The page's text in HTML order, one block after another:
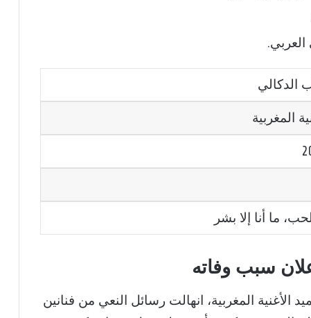
الدكالي
المغربية
ما أنا إلا بشر
سبب وفاته
المغربية، انهالت رسائل النعي من فنانين